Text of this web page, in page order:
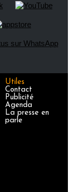
Utiles
Contact
Publicité
Agenda
La presse en
parle